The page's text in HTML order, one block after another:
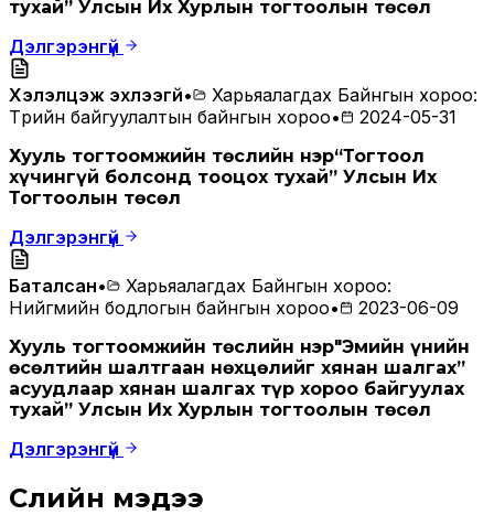
тухай” Улсын Их Хурлын тогтоолын төсөл
Дэлгэрэнгүй
Хэлэлцэж эхлээгүй• Харьяалагдах Байнгын хороо:
Төрийн байгуулалтын байнгын хороо• 2024-05-31
Хууль тогтоомжийн төслийн нэр“Тогтоол
хүчингүй болсонд тооцох тухай” Улсын Их
Тогтоолын төсөл
Дэлгэрэнгүй
Баталсан• Харьяалагдах Байнгын хороо:
Нийгмийн бодлогын байнгын хороо• 2023-06-09
Хууль тогтоомжийн төслийн нэр"Эмийн үнийн
өсөлтийн шалтгаан нөхцөлийг хянан шалгах”
асуудлаар хянан шалгах түр хороо байгуулах
тухай” Улсын Их Хурлын тогтоолын төсөл
Дэлгэрэнгүй
Сүүлийн мэдээ